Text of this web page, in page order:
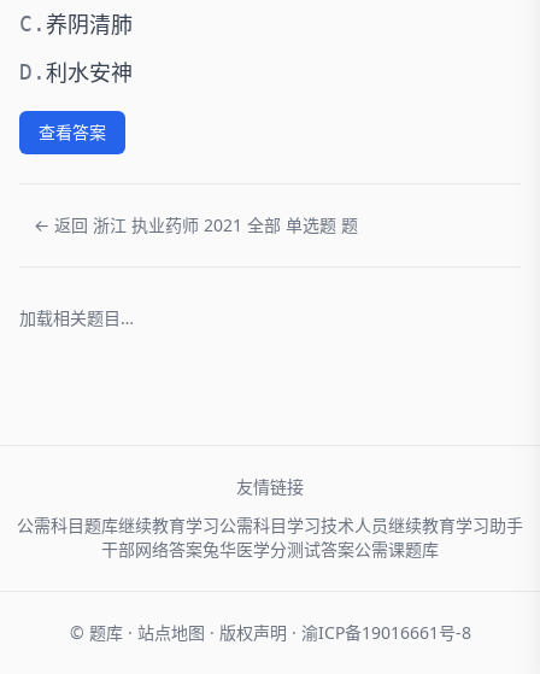
C. 养阴清肺
D.利水安神
查看答案
← 返回 浙江 执业药师 2021 全部 单选题 题
加载相关题目…
友情链接
公需科目题库继续教育学习公需科目学习技术人员继续教育学习助手
干部网络答案兔华医学分测试答案公需课题库
© 题库 · 站点地图 · 版权声明 · 渝ICP备19016661号-8